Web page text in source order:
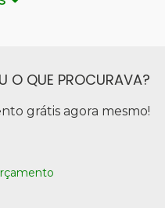
O QUE PROCURAVA?
grátis agora mesmo!